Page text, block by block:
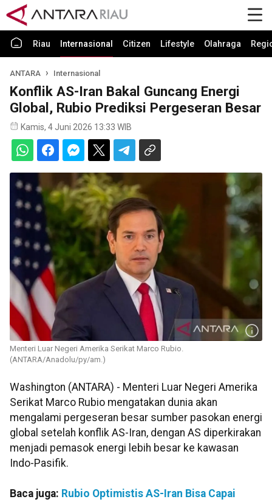
Riau Internasional Citizen Lifestyle Olahraga
ANTARA Internasional
Konflik AS-Iran Bakal Guncang Energi
Global, Rubio Prediksi Pergeseran Besar
Kamis, 4 Juni 2026 13:33 WIB
Menteri Luar Negeri Amerika Serikat Marco Rubio.
(ANTARA/Anadolu/py/am.)
Washington (ANTARA) - Menteri Luar Negeri Amerika
Serikat Marco Rubio mengatakan dunia akan
mengalami pergeseran besar sumber pasokan energi
global setelah konflik AS-Iran, dengan AS diperkirakan
menjadi pemasok energi lebih besar ke kawasan
Indo-Pasifik.
Baca juga: Rubio Optimistis AS-Iran Bisa Capai